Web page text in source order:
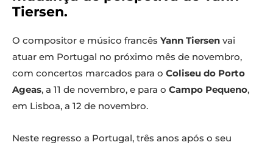
Tiersen.
O compositor e músico francês Yann Tiersen vai
atuar em Portugal no próximo mês de novembro,
com concertos marcados para o Coliseu do Porto
Ageas, a 11 de novembro, e para o Campo Pequeno,
em Lisboa, a 12 de novembro.
Neste regresso a Portugal, três anos após o seu